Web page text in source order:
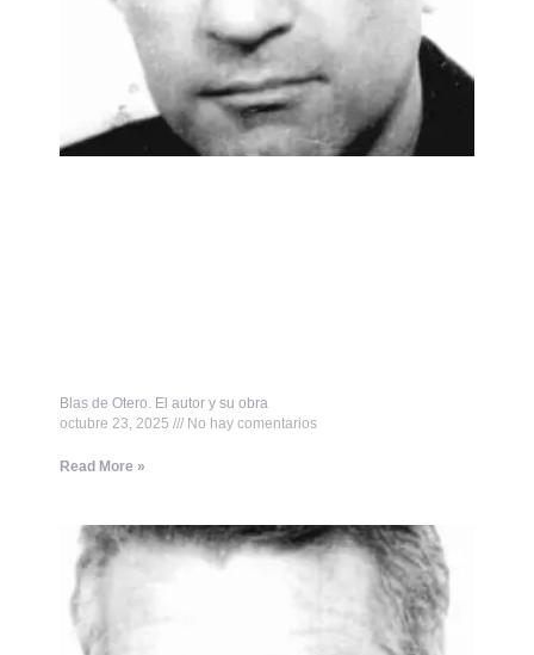
Blas de Otero. El autor y su obra
octubre 23, 2025
No hay comentarios
Read More »